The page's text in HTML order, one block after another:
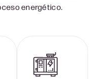
energético.